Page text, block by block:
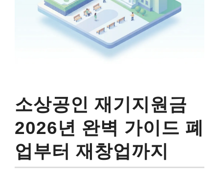
소상공인 재기지원금
2026년 완벽 가이드 폐
업부터 재창업까지